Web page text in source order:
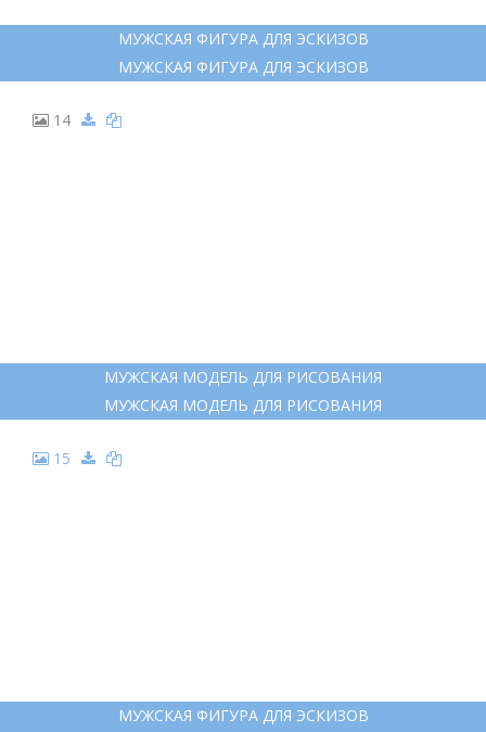
МУЖСКАЯ ФИГУРА ДЛЯ ЭСКИЗОВ
МУЖСКАЯ ФИГУРА ДЛЯ ЭСКИЗОВ
14
МУЖСКАЯ МОДЕЛЬ ДЛЯ РИСОВАНИЯ
МУЖСКАЯ МОДЕЛЬ ДЛЯ РИСОВАНИЯ
15
МУЖСКАЯ ФИГУРА ДЛЯ ЭСКИЗОВ